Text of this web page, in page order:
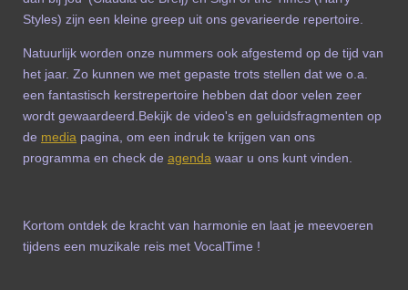
Styles) zijn een kleine greep uit ons gevarieerde repertoire.
Natuurlijk worden onze nummers ook afgestemd op de tijd van
het jaar. Zo kunnen we met gepaste trots stellen dat we o.a.
een fantastisch kerstrepertoire hebben dat door velen zeer
wordt gewaardeerd.Bekijk de video's en geluidsfragmenten op
de media pagina, om een indruk te krijgen van ons
programma en check de agenda waar u ons kunt vinden.
Kortom ontdek de kracht van harmonie en laat je meevoeren
tijdens een muzikale reis met VocalTime !